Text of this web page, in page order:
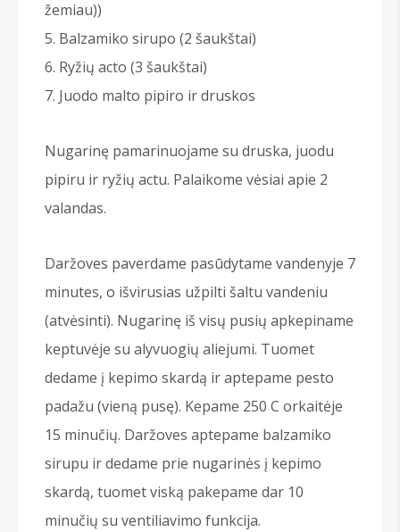
žemiau))
Balzamiko sirupo (2 šaukštai)
Ryžių acto (3 šaukštai)
Juodo malto pipiro ir druskos
Nugarinę pamarinuojame su druska, juodu
pipiru ir ryžių actu. Palaikome vėsiai apie 2
valandas.
Daržoves paverdame pasūdytame vandenyje 7
minutes, o išvirusias užpilti šaltu vandeniu
(atvėsinti). Nugarinę iš visų pusių apkepiname
keptuvėje su alyvuogių aliejumi. Tuomet
dedame į kepimo skardą ir aptepame pesto
padažu (vieną pusę). Kepame 250 C orkaitėje
15 minučių. Daržoves aptepame balzamiko
sirupu ir dedame prie nugarinės į kepimo
skardą, tuomet viską pakepame dar 10
minučių su ventiliavimo funkcija.